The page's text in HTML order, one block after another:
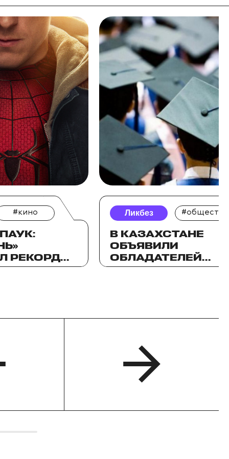
#кино
РЕКОРД
Ликбез #общество
В КАЗАХСТАНЕ
ОБЪЯВИЛИ
ОБЛАДАТЕЛЕЙ